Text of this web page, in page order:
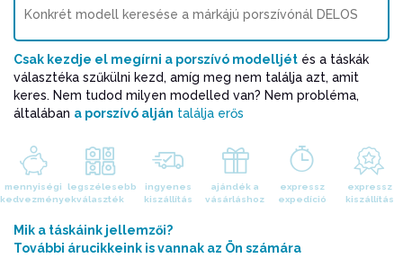
Csak kezdje el megírni a porszívó modelljét és a táskák
választéka szűkülni kezd, amíg meg nem találja azt, amit
keres. Nem tudod milyen modelled van? Nem probléma,
általában a porszívó alján találja erős
mennyiségi
kedvezmények
legszélesebb
választék
ingyenes
kiszállítás
ajándék a
vásárláshoz
expressz
expedíció
expressz
kiszállítás
Mik a táskáink jellemzői?
További árucikkeink is vannak az Ön számára